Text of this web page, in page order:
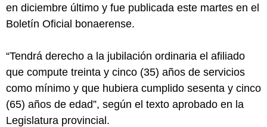
en diciembre último y fue publicada este martes en el
Boletín Oficial bonaerense.
“Tendrá derecho a la jubilación ordinaria el afiliado
que compute treinta y cinco (35) años de servicios
como mínimo y que hubiera cumplido sesenta y cinco
(65) años de edad”, según el texto aprobado en la
Legislatura provincial.